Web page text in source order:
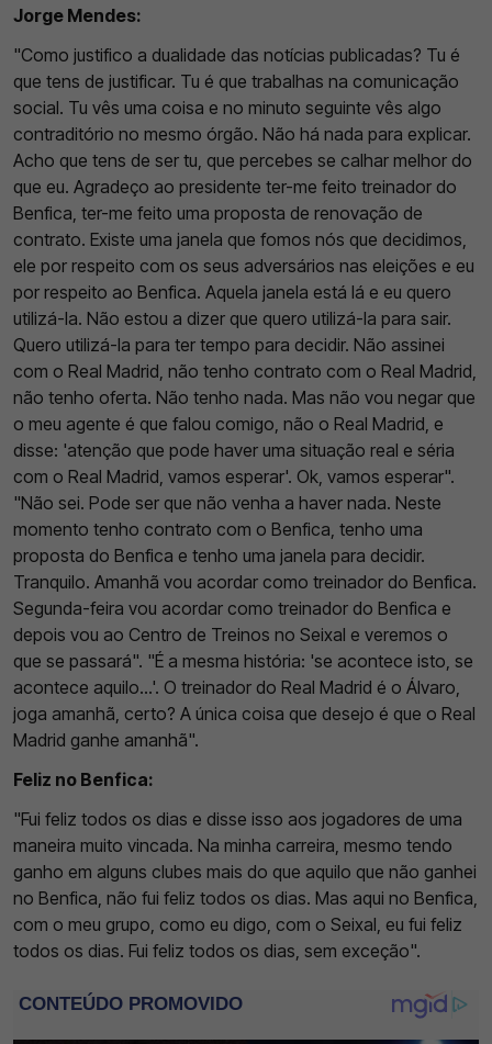
Jorge Mendes:
"Como justifico a dualidade das notícias publicadas? Tu é
que tens de justificar. Tu é que trabalhas na comunicação
social. Tu vês uma coisa e no minuto seguinte vês algo
contraditório no mesmo órgão. Não há nada para explicar.
Acho que tens de ser tu, que percebes se calhar melhor do
que eu. Agradeço ao presidente ter-me feito treinador do
Benfica, ter-me feito uma proposta de renovação de
contrato. Existe uma janela que fomos nós que decidimos,
ele por respeito com os seus adversários nas eleições e eu
por respeito ao Benfica. Aquela janela está lá e eu quero
utilizá-la. Não estou a dizer que quero utilizá-la para sair.
Quero utilizá-la para ter tempo para decidir. Não assinei
com o Real Madrid, não tenho contrato com o Real Madrid,
não tenho oferta. Não tenho nada. Mas não vou negar que
o meu agente é que falou comigo, não o Real Madrid, e
disse: 'atenção que pode haver uma situação real e séria
com o Real Madrid, vamos esperar'. Ok, vamos esperar".
"Não sei. Pode ser que não venha a haver nada. Neste
momento tenho contrato com o Benfica, tenho uma
proposta do Benfica e tenho uma janela para decidir.
Tranquilo. Amanhã vou acordar como treinador do Benfica.
Segunda-feira vou acordar como treinador do Benfica e
depois vou ao Centro de Treinos no Seixal e veremos o
que se passará". "É a mesma história: 'se acontece isto, se
acontece aquilo...'. O treinador do Real Madrid é o Álvaro,
joga amanhã, certo? A única coisa que desejo é que o Real
Madrid ganhe amanhã".
Feliz no Benfica:
"Fui feliz todos os dias e disse isso aos jogadores de uma
maneira muito vincada. Na minha carreira, mesmo tendo
ganho em alguns clubes mais do que aquilo que não ganhei
no Benfica, não fui feliz todos os dias. Mas aqui no Benfica,
com o meu grupo, como eu digo, com o Seixal, eu fui feliz
todos os dias. Fui feliz todos os dias, sem exceção".